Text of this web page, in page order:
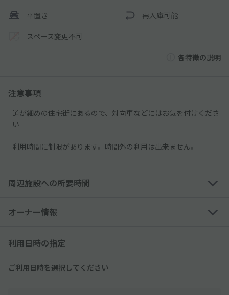
平置き 再入庫可能
スペース変更不可
各特徴の説明
注意事項
道が細めの住宅街にあるので、対向車などにはお気を付けくださ
い
利用時間に制限があります。時間外の利用は出来ません。
周辺施設への所要時間
オーナー情報
利用日時の指定
ご利用日時を選択してください